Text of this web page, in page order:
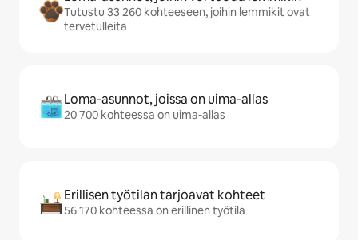
Tutustu 33 260 kohteeseen, joihin lemmikit ovat
tervetulleita
Loma-asunnot, joissa on uima-allas
20 700 kohteessa on uima-allas
Erillisen työtilan tarjoavat kohteet
56 170 kohteessa on erillinen työtila